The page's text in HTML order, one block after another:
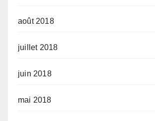
août 2018
juillet 2018
juin 2018
mai 2018